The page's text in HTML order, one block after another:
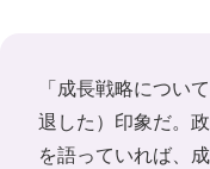
「成長戦略につい
退した）印象だ。
を語っていれば、